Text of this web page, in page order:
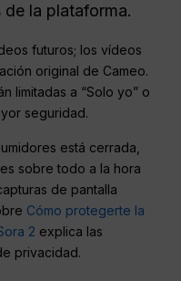
la plataforma.
futuros; los vídeos
original de Cameo.
limitadas a “Solo yo” o
seguridad.
está cerrada,
sobre todo a la hora
de pantalla
Cómo protegerte la
2 explica las
privacidad.